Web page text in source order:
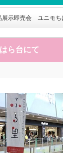
展示即売会 ユニモち
ら台にて